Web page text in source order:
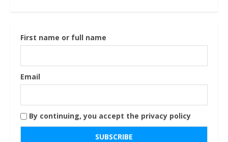
First name or full name
Email
By continuing, you accept the privacy policy